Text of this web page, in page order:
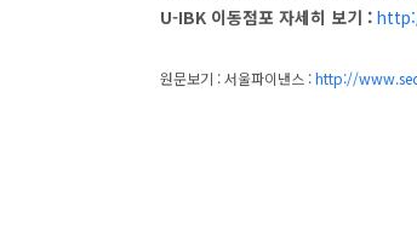
U-IBK 이동점포 자세히 보기 :
원문보기 : 서울파이낸스 :http://